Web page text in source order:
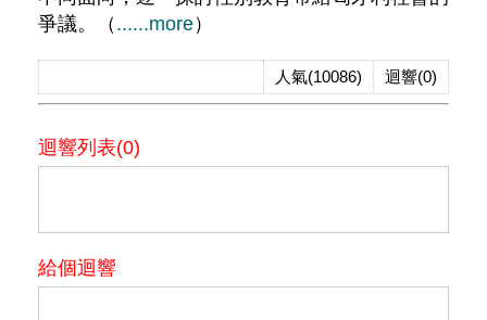
爭議。（ ......more）
迴響(0)
人氣(10086)
迴響列表(0)
給個迴響